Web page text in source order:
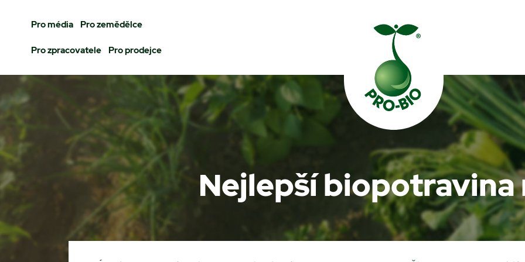
Prohledat PRO-BIO
Pro média Pro zemědělce
Pro zpracovatele Pro prodejce
Nejlepší biopotravina